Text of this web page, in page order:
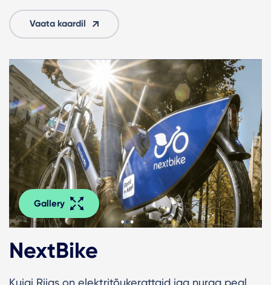
Vaata kaardil
Gallery
NextBike
Kuigi Riias on elektritõukerattaid iga nurga peal,